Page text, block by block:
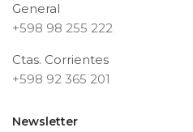
General
+598 98 255 222
Ctas. Corrientes
+598 92 365 201
Newsletter